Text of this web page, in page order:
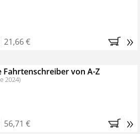
VerkehrsRundschau Profipaket im
Monate (inkl. der derzeitig
nichts weiter tun, das
es entstehen keine
21,66 € »
Fahrtenschreiber von A-Z
2024)
56,71 € »